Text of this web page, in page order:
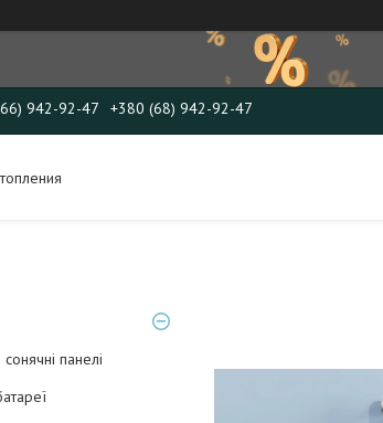
942-92-47 +380 (68) 942-92-47
панелі